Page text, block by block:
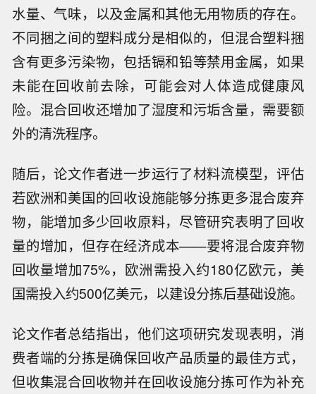
水量、气味，以及金属和其他无用物质的存在。
不同捆之间的塑料成分是相似的，但混合塑料捆
含有更多污染物，包括镉和铅等禁用金属，如果
未能在回收前去除，可能会对人体造成健康风
险。混合回收还增加了湿度和污垢含量，需要额
外的清洗程序。
随后，论文作者进一步运行了材料流模型，评估
若欧洲和美国的回收设施能够分拣更多混合废弃
物，能增加多少回收原料，尽管研究表明了回收
量的增加，但存在经济成本——要将混合废弃物
回收量增加75%，欧洲需投入约180亿欧元，美
国需投入约500亿美元，以建设分拣后基础设施。
论文作者总结指出，他们这项研究发现表明，消
费者端的分拣是确保回收产品质量的最佳方式，
但收集混合回收物并在回收设施分拣可作为补充